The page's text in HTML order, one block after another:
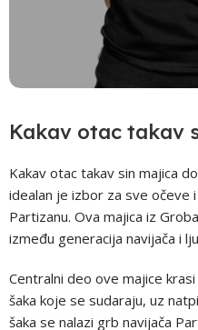
Kakav otac takav
Kakav otac takav sin majica
idealan je izbor za sve
Partizanu. Ova majica iz
između generacija navijača i
Centralni deo ove majice
šaka koje se sudaraju, uz
šaka se nalazi grb navijača